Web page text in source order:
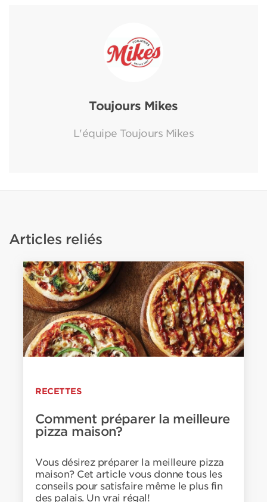
Toujours Mikes
L'équipe Toujours Mikes
Articles reliés
RECETTES
Comment préparer la meilleure
pizza maison?
Vous désirez préparer la meilleure pizza
maison? Cet article vous donne tous les
conseils pour satisfaire même le plus fin
des palais. Un vrai régal!